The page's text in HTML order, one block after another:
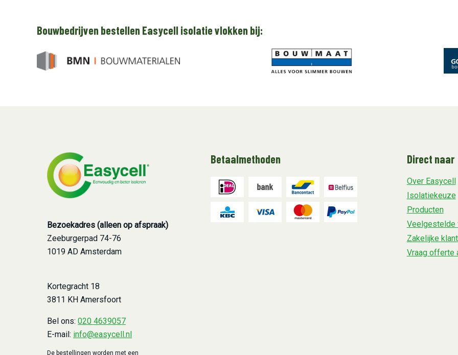
Bouwbedrijven bestellen Easycell isolatie vlokken bij:
Bezoekadres (alleen op afspraak)
Zeeburgerpad 74-76
1019 AD Amsterdam
Kortegracht 18
3811 KH Amersfoort
Bel ons: 020 4639057
E-mail: info@easycell.nl
De bestellingen worden met een
Betaalmethoden Direct naar
Over Easycell
Isolatiekeuze
Producten
Veelgestelde
Zakelijke klant
Vraag offerte